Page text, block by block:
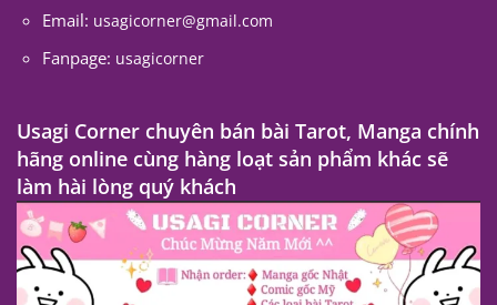
Email: usagicorner@gmail.com
Fanpage: usagicorner
Usagi Corner chuyên bán bài Tarot, Manga chính
hãng online cùng hàng loạt sản phẩm khác sẽ
làm hài lòng quý khách